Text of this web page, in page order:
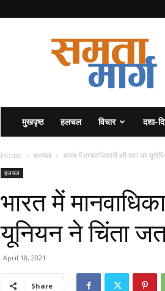
मुखपृष्ठ हलचल विचार दशा-
Home हलचल भारत में मानवाधिकारों की दशा पर
हलचल
भारत में
यूनियन ने चिंता
April 18, 2021
Share